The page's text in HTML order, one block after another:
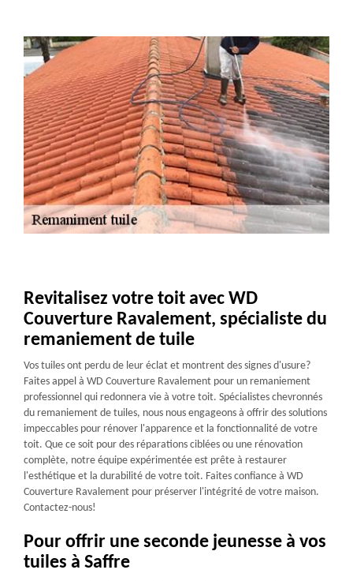
Revitalisez votre toit avec WD
Couverture Ravalement, spécialiste du
remaniement de tuile
Vos tuiles ont perdu de leur éclat et montrent des signes d'usure?
Faites appel à WD Couverture Ravalement pour un remaniement
professionnel qui redonnera vie à votre toit. Spécialistes chevronnés
du remaniement de tuiles, nous nous engageons à offrir des solutions
impeccables pour rénover l'apparence et la fonctionnalité de votre
toit. Que ce soit pour des réparations ciblées ou une rénovation
complète, notre équipe expérimentée est prête à restaurer
l'esthétique et la durabilité de votre toit. Faites confiance à WD
Couverture Ravalement pour préserver l'intégrité de votre maison.
Contactez-nous!
Pour offrir une seconde jeunesse à vos
tuiles à Saffre